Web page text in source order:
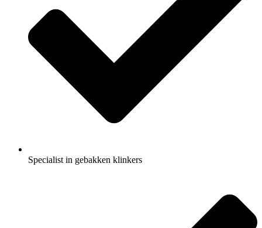
Specialist in gebakken klinkers